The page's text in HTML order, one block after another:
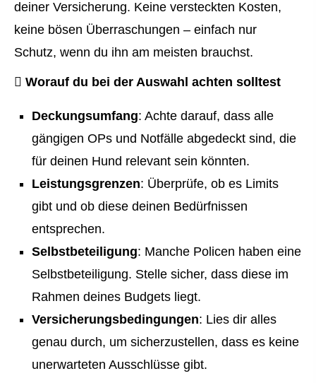
deiner Versicherung. Keine versteckten Kosten,
keine bösen Überraschungen – einfach nur
Schutz, wenn du ihn am meisten brauchst.
Worauf du bei der Auswahl achten solltest
Deckungsumfang: Achte darauf, dass alle
gängigen OPs und Notfälle abgedeckt sind, die
für deinen Hund relevant sein könnten.
Leistungsgrenzen: Überprüfe, ob es Limits
gibt und ob diese deinen Bedürfnissen
entsprechen.
Selbstbeteiligung: Manche Policen haben eine
Selbstbeteiligung. Stelle sicher, dass diese im
Rahmen deines Budgets liegt.
Versicherungsbedingungen: Lies dir alles
genau durch, um sicherzustellen, dass es keine
unerwarteten Ausschlüsse gibt.